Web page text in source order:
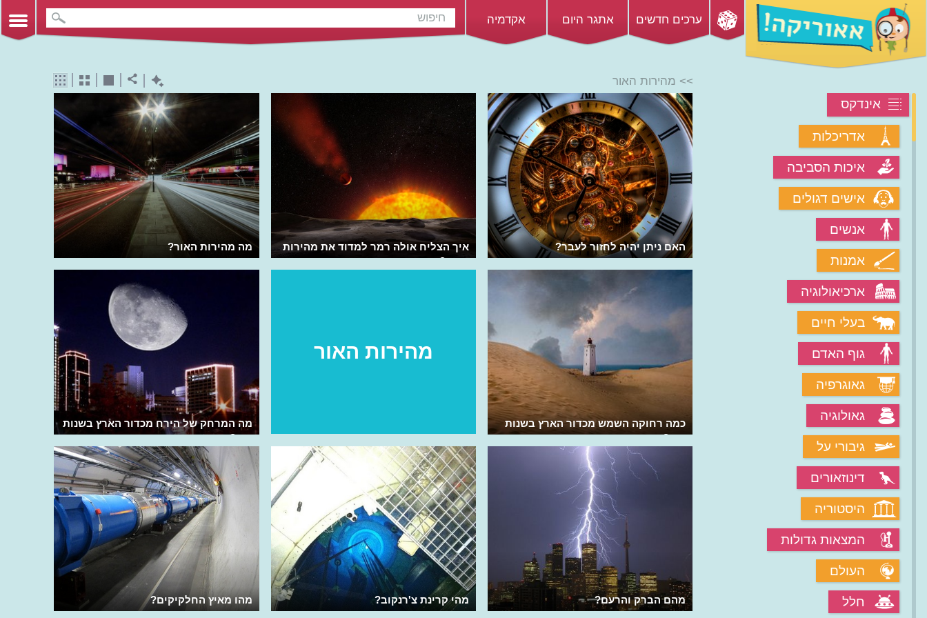
ערכים חדשים אתגר היום אקדמיה
אינדקס
אדריכלות
איכות הסביבה
אישים דגולים
אנשים
אמנות
ארכיאולוגיה
בעלי חיים
גוף האדם
גאוגרפיה
גאולוגיה
גיבורי על
דינוזאורים
היסטוריה
המצאות גדולות
העולם
חלל
>> מהירות האור
מה מהירות האור?
איך הצליח אולה רמר למדוד את מהירות
האור?
האם ניתן יהיה לחזור לעבר?
מה המרחק של הירח מכדור הארץ בשנות
אור?
מהירות האור
כמה רחוקה השמש מכדור הארץ בשנות
אור?
מהו מאיץ החלקיקים? מהי קרינת צ'רנקוב? מהם הברק והרעם?
מהי ההיסטוריה של שיטות המדידה?
מהו חור תולעת?
מהו הרעם? ממה נוצרים הרעמים?